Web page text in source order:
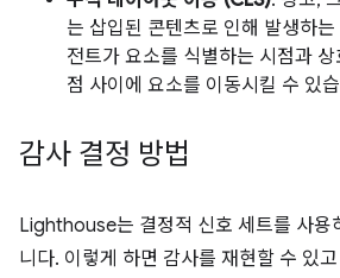
는 삽입된 콘텐츠로 인해 발생하는
전트가 요소를 식별하는 시점과 상
점 사이에 요소를 이동시킬 수 있
감사 결정 방법
Lighthouse는 결정적 신호 세트를 사용
니다. 이렇게 하면 감사를 재현할 수 있